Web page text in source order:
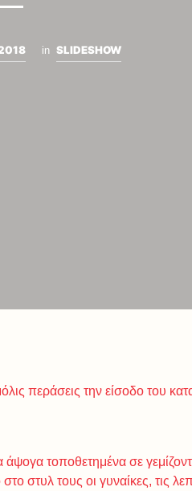
in SLIDESHOW
περάσεις την είσοδο του
τοποθετημένα σε
στυλ τους οι γυναίκες, τις